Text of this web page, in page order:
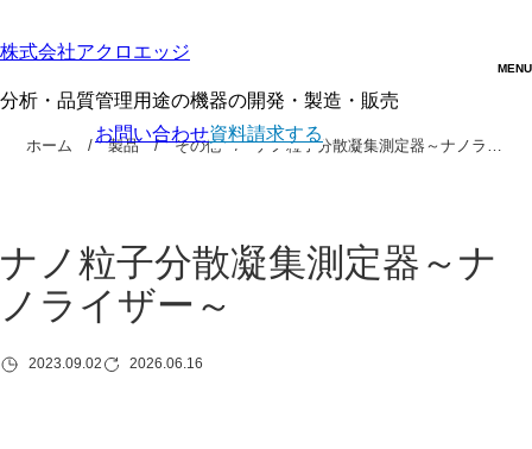
株式会社アクロエッジ
分析・品質管理用途の機器の開発・製造・販売
お問い合わせ資料請求する
ホーム 製品 その他 ナノ粒子分散凝集測定器～ナノラ…
ナノ粒子分散凝集測定器～ナ
ノライザー～
2023.09.02 2026.06.16